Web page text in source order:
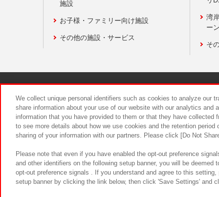
施設
お子様・ファミリー向け施設
その他の施設・サービス
湾
ー
そ
食品のご
We collect unique personal identifiers such as cookies to analyze our
share information about your use of our website with our analytics and
information that you have provided to them or that they have
to see more details about how we use cookies and the retention
sharing of your information with our partners. Please click [Do Not
Please note that even if you have enabled the opt-out preference
and other identifiers on the following setup banner, you will be
opt-out preference signals . If you understand and agree to this
setup banner by clicking the link below, then click 'Save Settings' and